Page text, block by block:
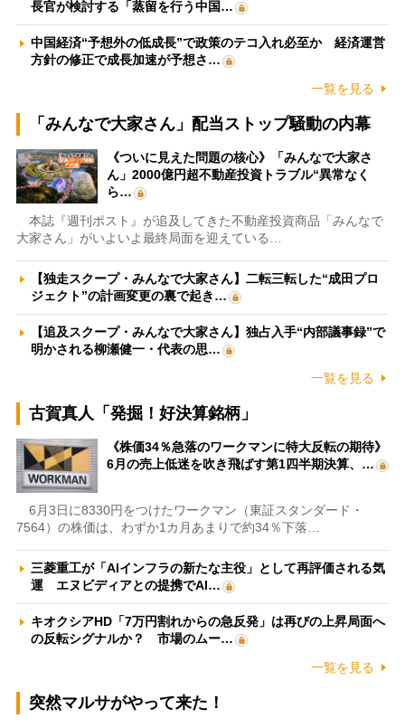
長官が検討する「蒸留を行う中国…
中国経済“予想外の低成長”で政策のテコ入れ必至か 経済運営
方針の修正で成長加速が予想さ…
一覧を見る
「みんなで大家さん」配当ストップ騒動の内幕
《ついに見えた問題の核心》「みんなで大家さ
ん」2000億円超不動産投資トラブル“異常なく
ら…
本誌『週刊ポスト』が追及してきた不動産投資商品「みんなで
大家さん」がいよいよ最終局面を迎えている…
【独走スクープ・みんなで大家さん】二転三転した“成田プロ
ジェクト”の計画変更の裏で起き…
【追及スクープ・みんなで大家さん】独占入手“内部議事録”で
明かされる柳瀬健一・代表の思…
一覧を見る
古賀真人「発掘！好決算銘柄」
《株価34％急落のワークマンに特大反転の期待》
6月の売上低迷を吹き飛ばす第1四半期決算、…
6月3日に8330円をつけたワークマン（東証スタンダード・
7564）の株価は、わずか1カ月あまりで約34％下落…
三菱重工が「AIインフラの新たな主役」として再評価される気
運 エヌビディアとの提携でAI…
キオクシアHD「7万円割れからの急反発」は再びの上昇局面へ
の反転シグナルか？ 市場のムー…
一覧を見る
突然マルサがやって来た！